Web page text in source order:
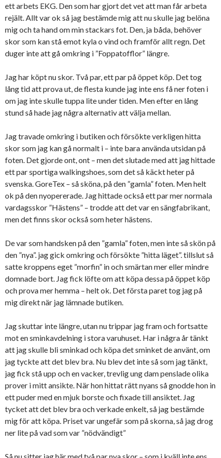
ett arbets EKG. Den som har gjort det vet att man får arbeta
rejält. Allt var ok så jag bestämde mig att nu skulle jag belöna
mig och ta hand om min stackars fot. Den, ja båda, behöver
skor som kan stå emot kyla o vind och framför allt regn. Det
duger inte att gå omkring i ”Foppatofflor” längre.
Jag har köpt nu skor. Två par, ett par på öppet köp. Det tog
lång tid att prova ut, de flesta kunde jag inte ens få ner foten i
om jag inte skulle tuppa lite under tiden. Men efter en lång
stund så hade jag några alternativ att välja mellan.
Jag travade omkring i butiken och försökte verkligen hitta
skor som jag kan gå normalt i – inte bara använda utsidan på
foten. Det gjorde ont, ont – men det slutade med att jag hittade
ett par sportiga walkingshoes, som det så käckt heter på
svenska. GoreTex – så sköna, på den ”gamla” foten. Men helt
ok på den nyopererade. Jag hittade också ett par mer normala
vardagsskor ”Hästens” – trodde att det var en sängfabrikant,
men det finns skor också som heter hästens.
De var som handsken på den ”gamla” foten, men inte så skön på
den ”nya”. jag gick omkring och försökte ”hitta läget”. tillslut så
satte kroppens eget ”morfin” in och smärtan mer eller mindre
domnade bort. Jag fick löfte om att köpa dessa på öppet köp
och prova mer hemma – helt ok. Det första paret tog jag på
mig direkt när jag lämnade butiken.
Jag skuttar inte längre, utan nu trippar jag fram och fortsatte
mot en sminkavdelning i stora varuhuset. Har i några år tänkt
att jag skulle bli sminkad och köpa det sminket de använt, om
jag tyckte att det blev bra. Nu blev det inte så som jag tänkt,
jag fick stå upp och en vacker, trevlig ung dam penslade olika
prover i mitt ansikte. När hon hittat rätt nyans så gnodde hon in
ett puder med en mjuk borste och fixade till ansiktet. Jag
tycket att det blev bra och verkade enkelt, så jag bestämde
mig för att köpa. Priset var ungefär som på skorna, så jag drog
ner lite på vad som var ”nödvändigt”